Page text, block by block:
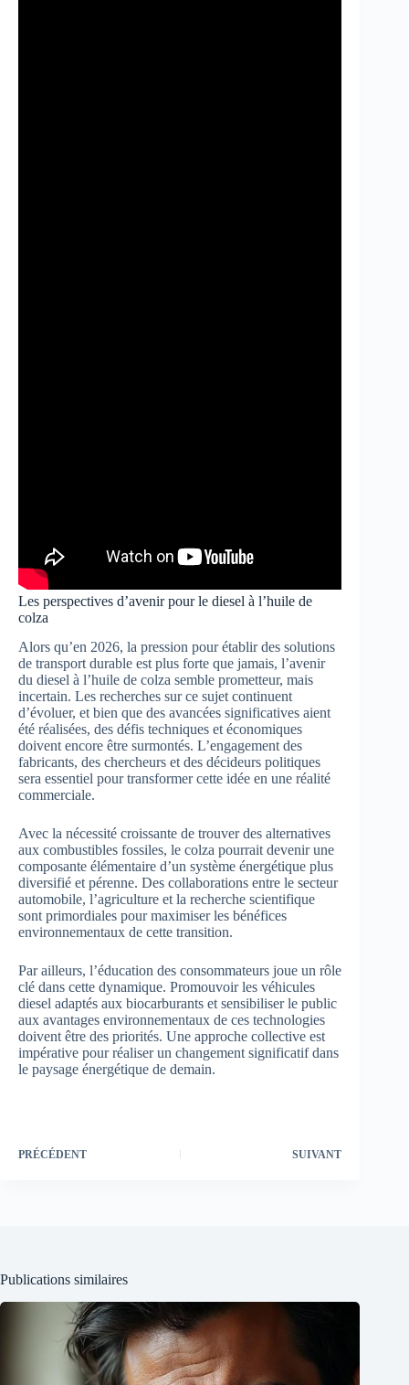
Les perspectives d’avenir pour le diesel à l’huile de
colza
Alors qu’en 2026, la pression pour établir des solutions
de transport durable est plus forte que jamais, l’avenir
du diesel à l’huile de colza semble prometteur, mais
incertain. Les recherches sur ce sujet continuent
d’évoluer, et bien que des avancées significatives aient
été réalisées, des défis techniques et économiques
doivent encore être surmontés. L’engagement des
fabricants, des chercheurs et des décideurs politiques
sera essentiel pour transformer cette idée en une réalité
commerciale.
Avec la nécessité croissante de trouver des alternatives
aux combustibles fossiles, le colza pourrait devenir une
composante élémentaire d’un système énergétique plus
diversifié et pérenne. Des collaborations entre le secteur
automobile, l’agriculture et la recherche scientifique
sont primordiales pour maximiser les bénéfices
environnementaux de cette transition.
Par ailleurs, l’éducation des consommateurs joue un rôle
clé dans cette dynamique. Promouvoir les véhicules
diesel adaptés aux biocarburants et sensibiliser le public
aux avantages environnementaux de ces technologies
doivent être des priorités. Une approche collective est
impérative pour réaliser un changement significatif dans
le paysage énergétique de demain.
PRÉCÉDENT SUIVANT
Publications similaires